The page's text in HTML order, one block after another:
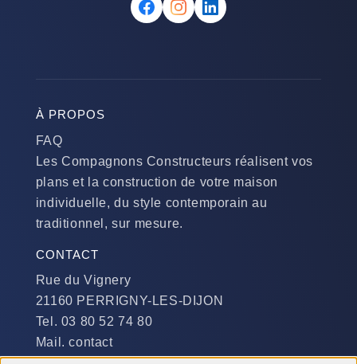
À PROPOS
FAQ
Les Compagnons Constructeurs réalisent vos
plans et la construction de votre maison
individuelle, du style contemporain au
traditionnel, sur mesure.
CONTACT
Rue du Vignery
21160 PERRIGNY-LES-DIJON
Tel. 03 80 52 74 80
Mail. contact